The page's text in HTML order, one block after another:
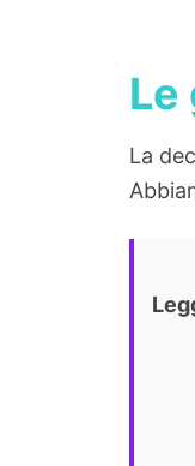
Le
La